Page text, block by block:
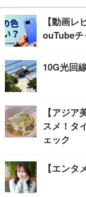
【動画
ouTube
10G光回
【アジ
スメ！タ
ェック
【エン